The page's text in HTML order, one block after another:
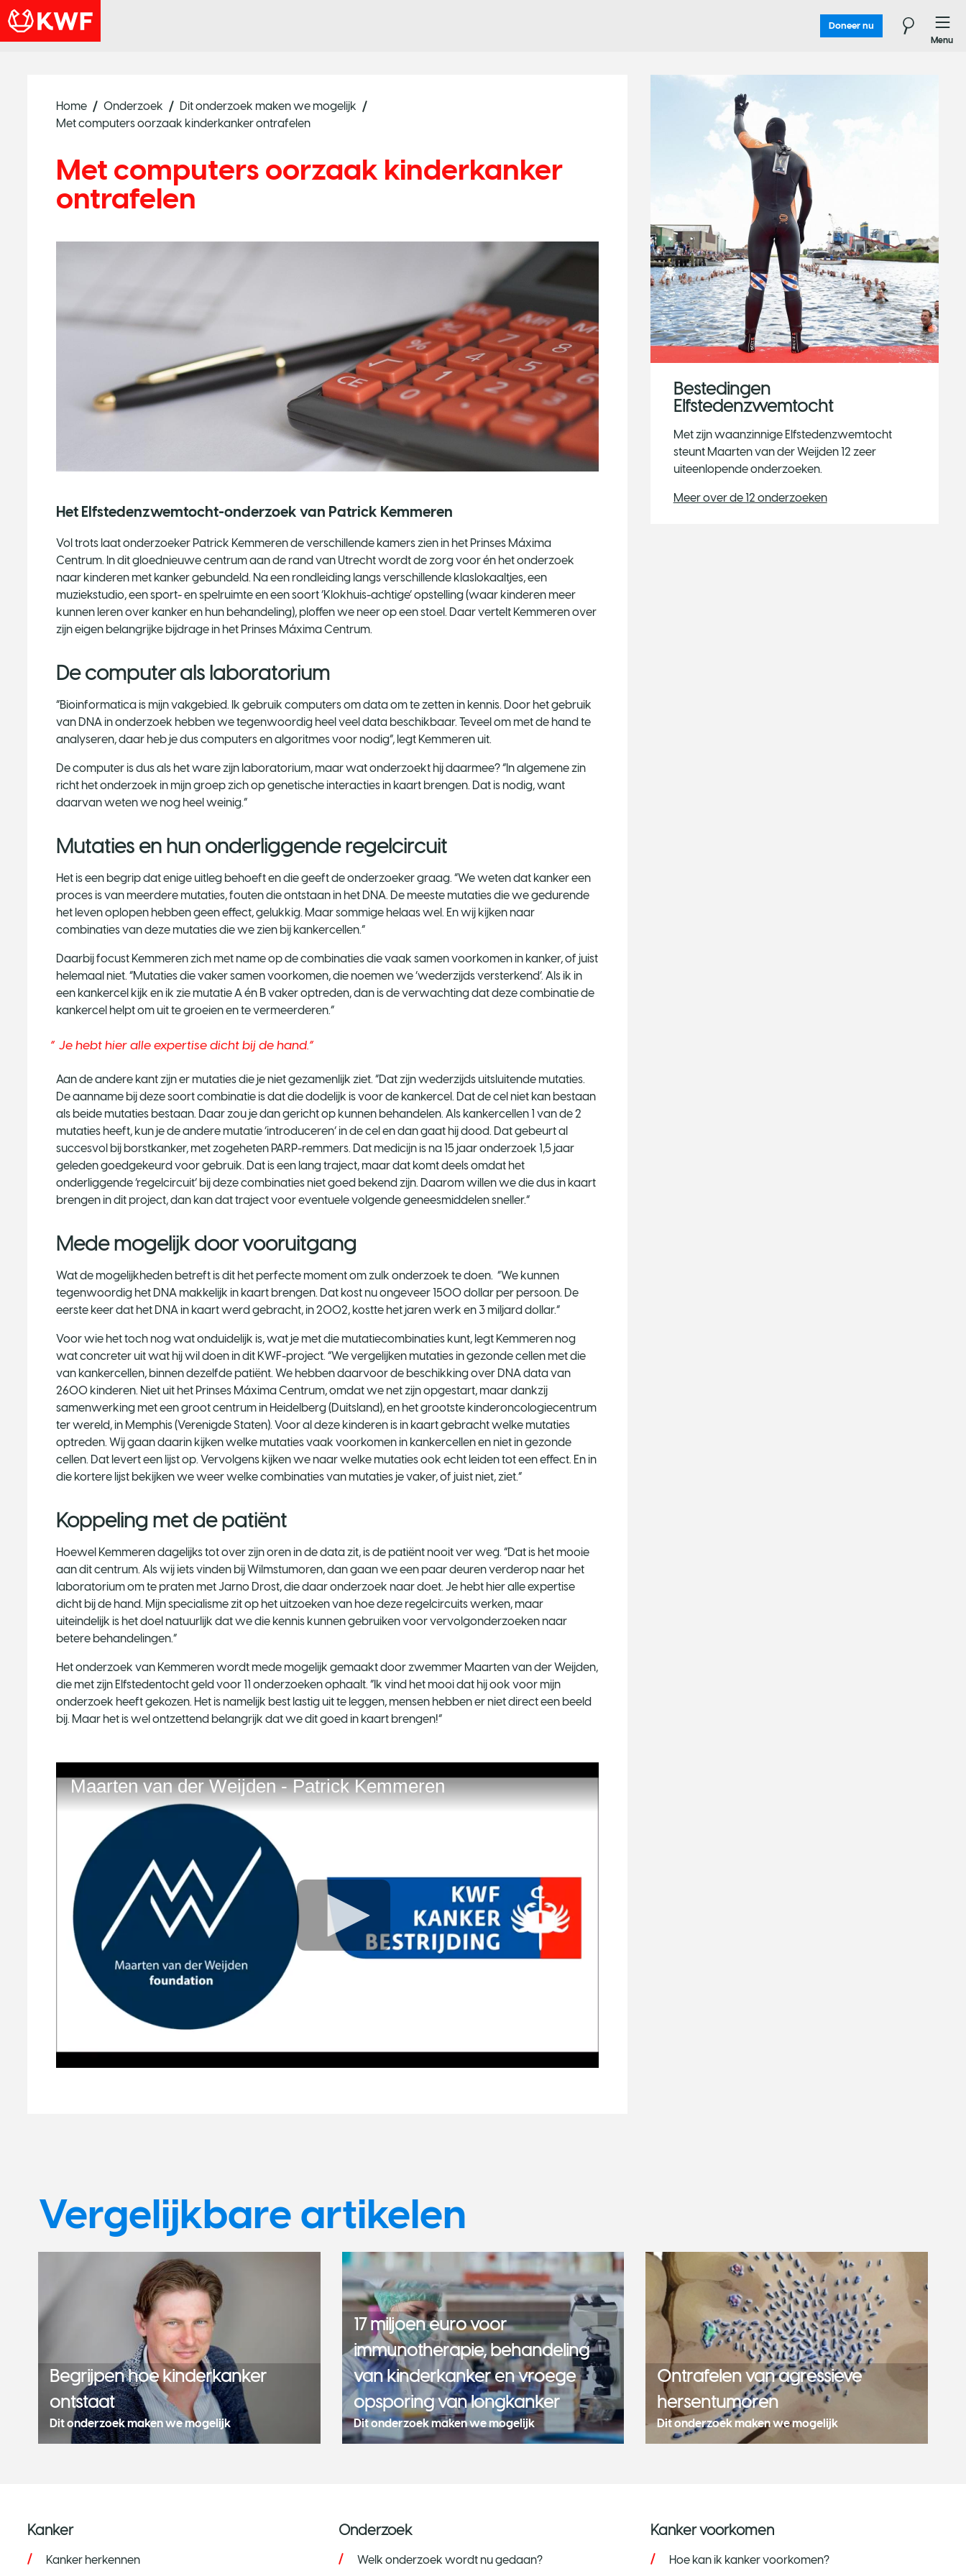
Doneer nu
Menu
Home Onderzoek
Dit onderzoek maken we mogelijk
Met computers oorzaak kinderkanker ontrafelen
Met computers oorzaak kinderkanker
ontrafelen
Het Elfstedenzwemtocht-onderzoek van Patrick Kemmeren
Vol trots laat onderzoeker Patrick Kemmeren de verschillende kamers zien in het Prinses Máxima
Centrum. In dit gloednieuwe centrum aan de rand van Utrecht wordt de zorg voor én het onderzoek
naar kinderen met kanker gebundeld. Na een rondleiding langs verschillende klaslokaaltjes, een
muziekstudio, een sport- en spelruimte en een soort ‘Klokhuis-achtige’ opstelling (waar kinderen meer
kunnen leren over kanker en hun behandeling), ploffen we neer op een stoel. Daar vertelt Kemmeren over
zijn eigen belangrijke bijdrage in het Prinses Máxima Centrum.
De computer als laboratorium
“Bioinformatica is mijn vakgebied. Ik gebruik computers om data om te zetten in kennis. Door het gebruik
van DNA in onderzoek hebben we tegenwoordig heel veel data beschikbaar. Teveel om met de hand te
analyseren, daar heb je dus computers en algoritmes voor nodig”, legt Kemmeren uit.
De computer is dus als het ware zijn laboratorium, maar wat onderzoekt hij daarmee? “In algemene zin
richt het onderzoek in mijn groep zich op genetische interacties in kaart brengen. Dat is nodig, want
daarvan weten we nog heel weinig.”
Mutaties en hun onderliggende regelcircuit
Het is een begrip dat enige uitleg behoeft en die geeft de onderzoeker graag. “We weten dat kanker een
proces is van meerdere mutaties, fouten die ontstaan in het DNA. De meeste mutaties die we gedurende
het leven oplopen hebben geen effect, gelukkig. Maar sommige helaas wel. En wij kijken naar
combinaties van deze mutaties die we zien bij kankercellen.”
Daarbij focust Kemmeren zich met name op de combinaties die vaak samen voorkomen in kanker, of juist
helemaal niet. “Mutaties die vaker samen voorkomen, die noemen we ‘wederzijds versterkend’. Als ik in
een kankercel kijk en ik zie mutatie A én B vaker optreden, dan is de verwachting dat deze combinatie de
kankercel helpt om uit te groeien en te vermeerderen.”
Je hebt hier alle expertise dicht bij de hand.
Aan de andere kant zijn er mutaties die je niet gezamenlijk ziet. “Dat zijn wederzijds uitsluitende mutaties.
De aanname bij deze soort combinatie is dat die dodelijk is voor de kankercel. Dat de cel niet kan bestaan
als beide mutaties bestaan. Daar zou je dan gericht op kunnen behandelen. Als kankercellen 1 van de 2
mutaties heeft, kun je de andere mutatie ‘introduceren’ in de cel en dan gaat hij dood. Dat gebeurt al
succesvol bij borstkanker, met zogeheten PARP-remmers. Dat medicijn is na 15 jaar onderzoek 1,5 jaar
geleden goedgekeurd voor gebruik. Dat is een lang traject, maar dat komt deels omdat het
onderliggende ‘regelcircuit’ bij deze combinaties niet goed bekend zijn. Daarom willen we die dus in kaart
brengen in dit project, dan kan dat traject voor eventuele volgende geneesmiddelen sneller.”
Mede mogelijk door vooruitgang
Wat de mogelijkheden betreft is dit het perfecte moment om zulk onderzoek te doen. “We kunnen
tegenwoordig het DNA makkelijk in kaart brengen. Dat kost nu ongeveer 1500 dollar per persoon. De
eerste keer dat het DNA in kaart werd gebracht, in 2002, kostte het jaren werk en 3 miljard dollar.”
Voor wie het toch nog wat onduidelijk is, wat je met die mutatiecombinaties kunt, legt Kemmeren nog
wat concreter uit wat hij wil doen in dit KWF-project. “We vergelijken mutaties in gezonde cellen met die
van kankercellen, binnen dezelfde patiënt. We hebben daarvoor de beschikking over DNA data van
2600 kinderen. Niet uit het Prinses Máxima Centrum, omdat we net zijn opgestart, maar dankzij
samenwerking met een groot centrum in Heidelberg (Duitsland), en het grootste kinderoncologiecentrum
ter wereld, in Memphis (Verenigde Staten). Voor al deze kinderen is in kaart gebracht welke mutaties
optreden. Wij gaan daarin kijken welke mutaties vaak voorkomen in kankercellen en niet in gezonde
cellen. Dat levert een lijst op. Vervolgens kijken we naar welke mutaties ook echt leiden tot een effect. En in
die kortere lijst bekijken we weer welke combinaties van mutaties je vaker, of juist niet, ziet.”
Koppeling met de patiënt
Hoewel Kemmeren dagelijks tot over zijn oren in de data zit, is de patiënt nooit ver weg. “Dat is het mooie
aan dit centrum. Als wij iets vinden bij Wilmstumoren, dan gaan we een paar deuren verderop naar het
laboratorium om te praten met Jarno Drost, die daar onderzoek naar doet. Je hebt hier alle expertise
dicht bij de hand. Mijn specialisme zit op het uitzoeken van hoe deze regelcircuits werken, maar
uiteindelijk is het doel natuurlijk dat we die kennis kunnen gebruiken voor vervolgonderzoeken naar
betere behandelingen.”
Het onderzoek van Kemmeren wordt mede mogelijk gemaakt door zwemmer Maarten van der Weijden,
die met zijn Elfstedentocht geld voor 11 onderzoeken ophaalt. “Ik vind het mooi dat hij ook voor mijn
onderzoek heeft gekozen. Het is namelijk best lastig uit te leggen, mensen hebben er niet direct een beeld
bij. Maar het is wel ontzettend belangrijk dat we dit goed in kaart brengen!”
Bestedingen
Elfstedenzwemtocht
Met zijn waanzinnige Elfstedenzwemtocht
steunt Maarten van der Weijden 12 zeer
uiteenlopende onderzoeken.
Meer over de 12 onderzoeken
Vergelijkbare artikelen
Begrijpen hoe kinderkanker
ontstaat
Dit onderzoek maken we mogelijk
17 miljoen euro voor
immunotherapie, behandeling
van kinderkanker en vroege
opsporing van longkanker
Dit onderzoek maken we mogelijk
Ontrafelen van agressieve
hersentumoren
Dit onderzoek maken we mogelijk
Kanker
Kanker herkennen
Onderzoek
Welk onderzoek wordt nu gedaan?
Kanker voorkomen
Hoe kan ik kanker voorkomen?